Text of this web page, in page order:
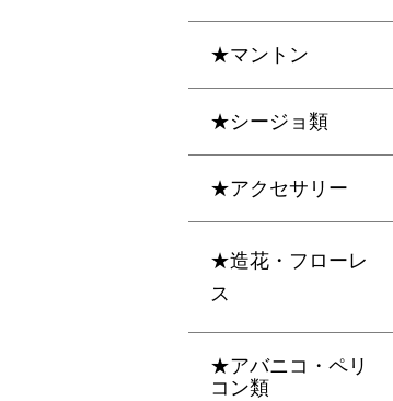
★マントン
★シージョ類
★アクセサリー
★造花・フローレ
ス
★アバニコ・ペリ
コン類